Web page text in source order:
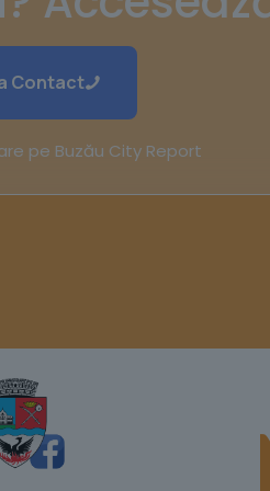
Contact
pe Buzău City Report